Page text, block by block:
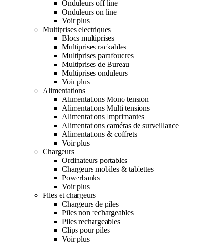
Onduleurs off line
Onduleurs on line
Voir plus
Multiprises electriques
Blocs multiprises
Multiprises rackables
Multiprises parafoudres
Multiprises de Bureau
Multiprises onduleurs
Voir plus
Alimentations
Alimentations Mono tension
Alimentations Multi tensions
Alimentations Imprimantes
Alimentations caméras de surveillance
Alimentations & coffrets
Voir plus
Chargeurs
Ordinateurs portables
Chargeurs mobiles & tablettes
Powerbanks
Voir plus
Piles et chargeurs
Chargeurs de piles
Piles non rechargeables
Piles rechargeables
Clips pour piles
Voir plus